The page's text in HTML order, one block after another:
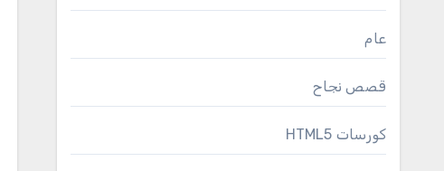
عام
قصص نجاح
كورسات HTML5